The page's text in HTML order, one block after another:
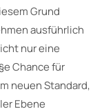
Grund
ausführlich
nur eine
Chance für
neuen Standard,
Ebene